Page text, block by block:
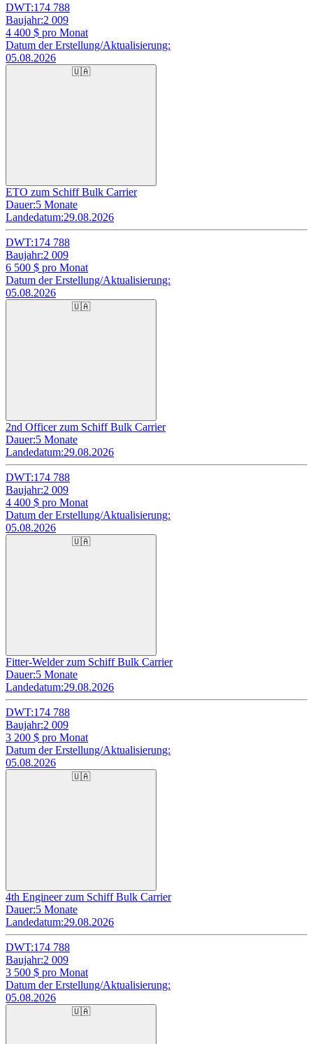
DWT:174 788
Baujahr:2 009
4 400 $ pro Monat
Datum der Erstellung/Aktualisierung:
05.08.2026
🇺🇦
ETO zum Schiff Bulk Carrier
Dauer:5 Monate
Landedatum:29.08.2026
DWT:174 788
Baujahr:2 009
6 500 $ pro Monat
Datum der Erstellung/Aktualisierung:
05.08.2026
🇺🇦
2nd Officer zum Schiff Bulk Carrier
Dauer:5 Monate
Landedatum:29.08.2026
DWT:174 788
Baujahr:2 009
4 400 $ pro Monat
Datum der Erstellung/Aktualisierung:
05.08.2026
🇺🇦
Fitter-Welder zum Schiff Bulk Carrier
Dauer:5 Monate
Landedatum:29.08.2026
DWT:174 788
Baujahr:2 009
3 200 $ pro Monat
Datum der Erstellung/Aktualisierung:
05.08.2026
🇺🇦
4th Engineer zum Schiff Bulk Carrier
Dauer:5 Monate
Landedatum:29.08.2026
DWT:174 788
Baujahr:2 009
3 500 $ pro Monat
Datum der Erstellung/Aktualisierung:
05.08.2026
🇺🇦